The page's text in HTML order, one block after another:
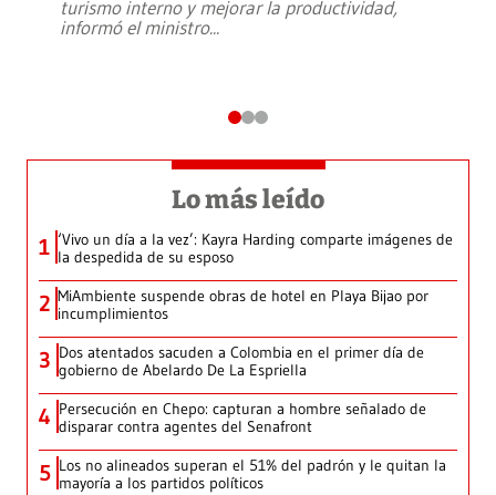
turismo interno y mejorar la productividad,
informó el ministro...
Lo más leído
1 ‘Vivo un día a la vez’: Kayra Harding comparte imágenes de
la despedida de su esposo
2 MiAmbiente suspende obras de hotel en Playa Bijao por
incumplimientos
3 Dos atentados sacuden a Colombia en el primer día de
gobierno de Abelardo De La Espriella
4 Persecución en Chepo: capturan a hombre señalado de
disparar contra agentes del Senafront
5 Los no alineados superan el 51% del padrón y le quitan la
mayoría a los partidos políticos